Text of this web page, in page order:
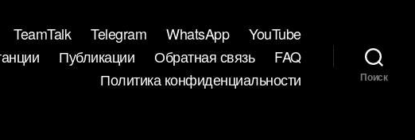
TeamTalk Telegram WhatsApp
YouTube
Публикации Обратная связь
FAQ
Политика конфиденциальности
Поиск